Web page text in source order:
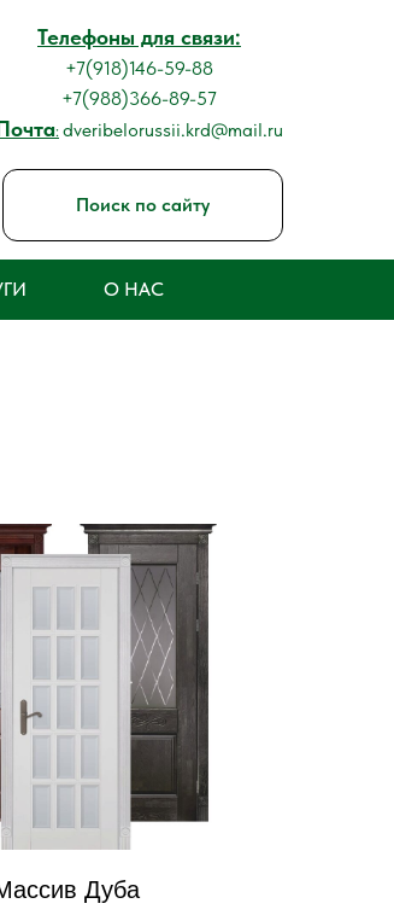
Телефоны для связи:
+7(918)146-59-88
+7(988)366-89-57
: dveribelorussii.krd@mail.ru
Поиск по сайту
О НАС
Дуба